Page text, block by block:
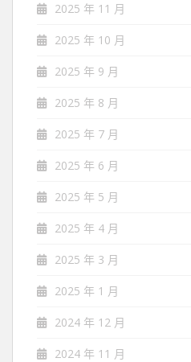
2025 年 11 月
2025 年 10 月
2025 年 9 月
2025 年 8 月
2025 年 7 月
2025 年 6 月
2025 年 5 月
2025 年 4 月
2025 年 3 月
2025 年 1 月
2024 年 12 月
2024 年 11 月